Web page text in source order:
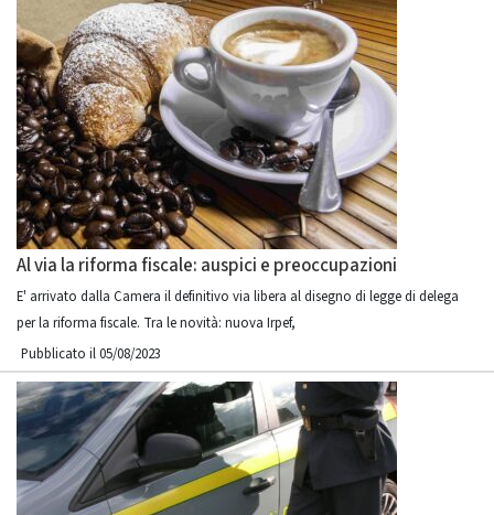
Al via la riforma fiscale: auspici e preoccupazioni
E' arrivato dalla Camera il definitivo via libera al disegno di legge di delega
per la riforma fiscale. Tra le novità: nuova Irpef,
Pubblicato il 05/08/2023